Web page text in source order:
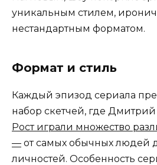
уникальным стилем,
нестандартным форматом.
Формат и стиль
Каждый эпизод сериала
набор скетчей, где
Рост играли множество
— от самых обычных людей
личностей. Особенность